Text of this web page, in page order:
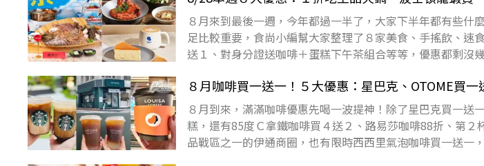
８月來到最後一週，今年都過一半了，大家下半年都有些什
足比較重要，食尚小編幫大家整理了８家美食、手搖飲、速
送１、對身分證送咖啡＋蛋糕下午茶組合等等，優惠都剩沒
８月咖啡買一送一！５大優惠：星巴克、OTOME買
８月到來，滿滿咖啡優惠先喝一波提神！除了星巴克買一送
糕，還有85度Ｃ拿鐵咖啡買４送２、路易莎咖啡88折、第２
品戰區之一的伊通商圈，也有限時西西里氣泡咖啡買一送一